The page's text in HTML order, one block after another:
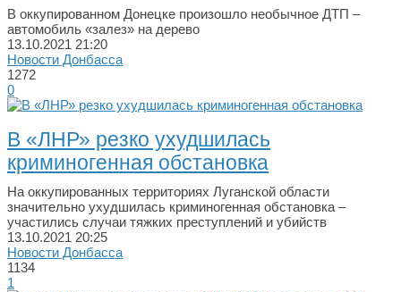
В оккупированном Донецке произошло необычное ДТП –
автомобиль «залез» на дерево
13.10.2021 21:20
Новости Донбасса
1272
0
В «ЛНР» резко ухудшилась
криминогенная обстановка
На оккупированных территориях Луганской области
значительно ухудшилась криминогенная обстановка –
участились случаи тяжких преступлений и убийств
13.10.2021 20:25
Новости Донбасса
1134
1